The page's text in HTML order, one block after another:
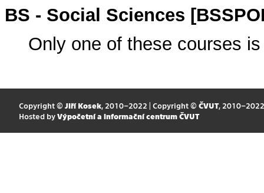
BS - Social Sciences
Only one of these courses
Copyright © Jiří Kosek, 2010–2022 | Copyright © ČVUT, 2010–2022
Hosted by Výpočetní a informační centrum ČVUT